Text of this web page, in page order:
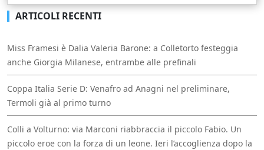
ARTICOLI RECENTI
Miss Framesi è Dalia Valeria Barone: a Colletorto festeggia
anche Giorgia Milanese, entrambe alle prefinali
Coppa Italia Serie D: Venafro ad Anagni nel preliminare,
Termoli già al primo turno
Colli a Volturno: via Marconi riabbraccia il piccolo Fabio. Un
piccolo eroe con la forza di un leone. Ieri l’accoglienza dopo la